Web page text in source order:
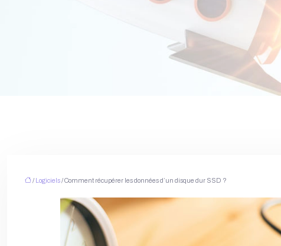
/ Logiciels/ Comment récupérer les données d’un disque dur SSD ?